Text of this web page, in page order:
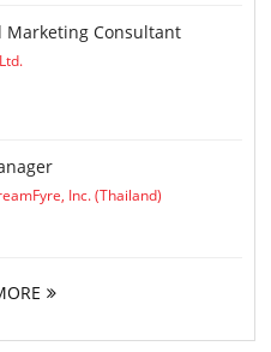
Marketing Consultant
Inc. (Thailand)